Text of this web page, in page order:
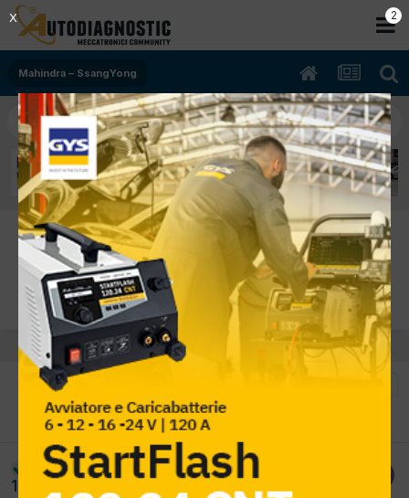
Mahindra – SsangYong
Mahindra – SsangYong - Meccatronica
Utilizza questa sezione per problemi elettrici, elettronici,
meccanici motore e generici non contemplati nelle altre sotto
sezioni.
PREC Pagina 1 di 2
risolto
[ SSANGYONG Tivoli 1.6 09/2015
1600cc D16dtf 100Kw Diesel] Dopo i 2500giri
1
X